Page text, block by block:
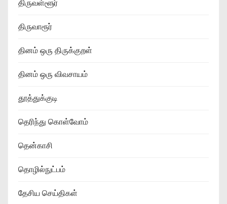
திருவள்ளூர்
திருவாரூர்
தினம் ஒரு திருக்குறள்
தினம் ஒரு விவசாயம்
தூத்துக்குடி
தெரிந்து கொள்வோம்
தென்காசி
தொழில்நுட்பம்
தேசிய செய்திகள்